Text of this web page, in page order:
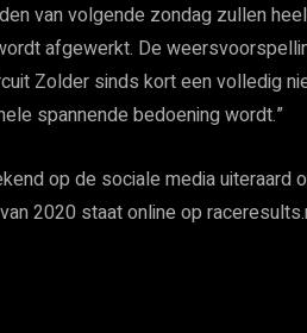
van volgende zondag zullen
afgewerkt. De
Zolder sinds kort een volledig
spannende bedoening wordt.”
op de sociale media
2020 staat online op